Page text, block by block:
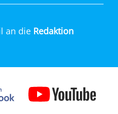
an die Redaktion